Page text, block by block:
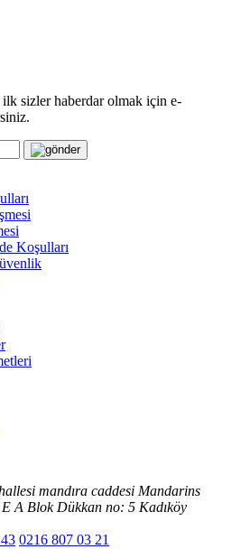
sizler haberdar olmak için e-
Koşulları
mandıra caddesi Mandarins
E A Blok Dükkan no: 5 Kadıköy
0216 807 03 21